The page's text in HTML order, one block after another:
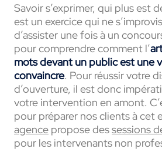
Savoir s’exprimer, qui plus est
est un exercice qui ne
d’assister une fois à un
pour comprendre comment l’
mots devant un public est une
convaincre. Pour réussir votre
d’ouverture, il est donc
votre intervention en amont.
pour préparer nos clients à cet
agence propose dessessions
pour les intervenants non